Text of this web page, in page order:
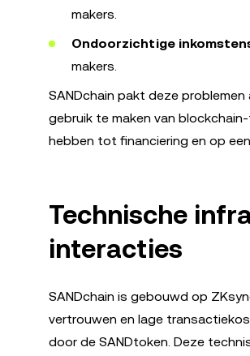
makers.
Ondoorzichtige
makers.
SANDchain pakt deze
gebruik te maken van
hebben tot financiering en op
Technische
interacties
SANDchain is gebouwd op
vertrouwen en lage
door de SANDtoken. Deze